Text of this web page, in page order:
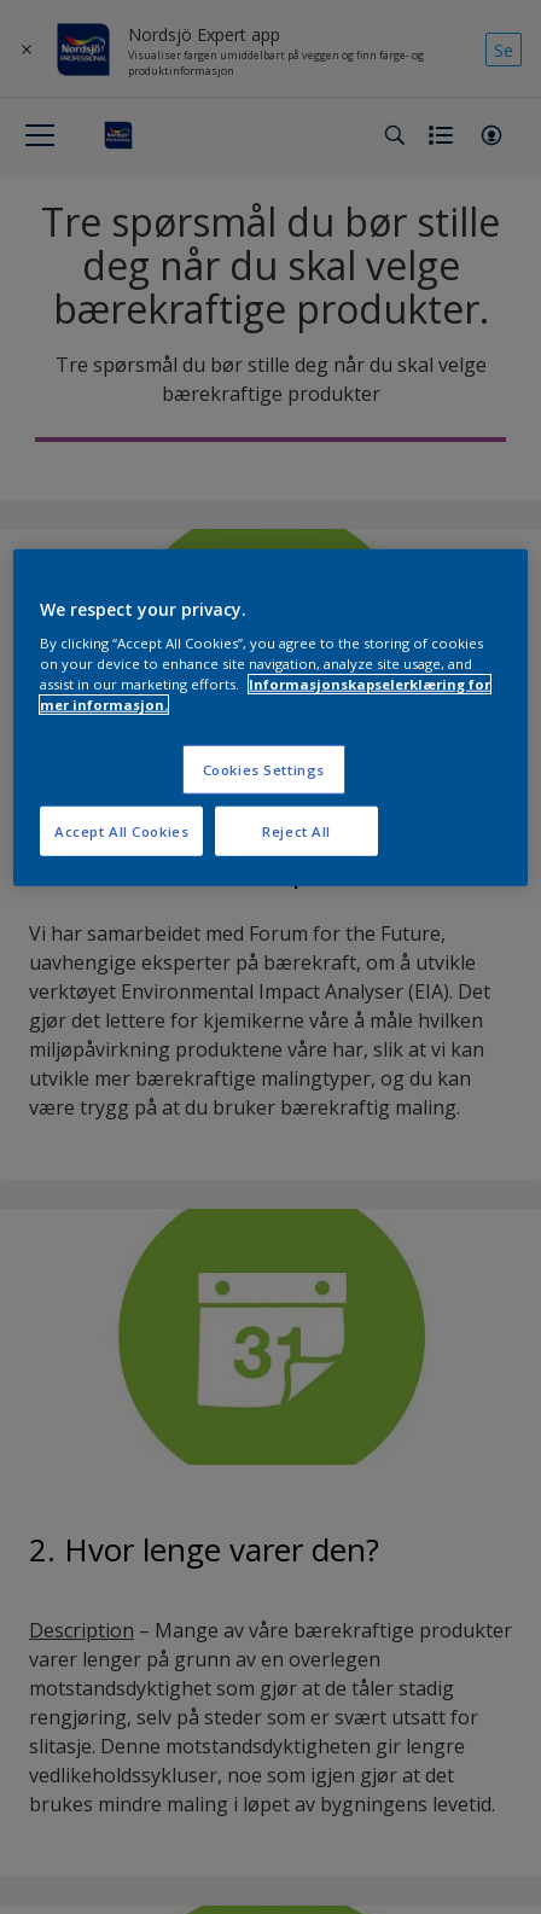
Nordsjö Expert app
Visualiser fargen umiddelbart på veggen og finn farge- og
produktinformasjon
Se
Tre spørsmål du bør stille
deg når du skal velge
bærekraftige produkter.
Tre spørsmål du bør stille deg når du skal velge
bærekraftige produkter
1. Hva inneholder produktet?
Vi har samarbeidet med Forum for the Future,
uavhengige eksperter på bærekraft, om å utvikle
verktøyet Environmental Impact Analyser (EIA). Det
gjør det lettere for kjemikerne våre å måle hvilken
miljøpåvirkning produktene våre har, slik at vi kan
utvikle mer bærekraftige malingtyper, og du kan
være trygg på at du bruker bærekraftig maling.
2. Hvor lenge varer den?
Description – Mange av våre bærekraftige produkter
varer lenger på grunn av en overlegen
motstandsdyktighet som gjør at de tåler stadig
rengjøring, selv på steder som er svært utsatt for
slitasje. Denne motstandsdyktigheten gir lengre
vedlikeholdssykluser, noe som igjen gjør at det
brukes mindre maling i løpet av bygningens levetid.
We respect your privacy.
By clicking “Accept All Cookies”, you agree to the storing of cookies
on your device to enhance site navigation, analyze site usage, and
assist in our marketing efforts.
Informasjonskapselerklæring for
mer informasjon.
Cookies Settings
Reject All
Accept All Cookies